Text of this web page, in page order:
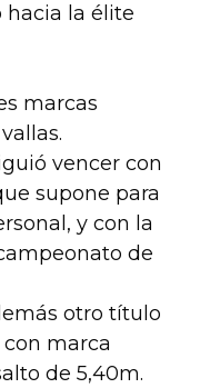
hacia la élite
marcas
vencer con
supone para
y con la
de
otro título
marca
de 5,40m.